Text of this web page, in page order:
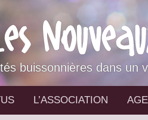
buissonnières dans un
L’ASSOCIATION